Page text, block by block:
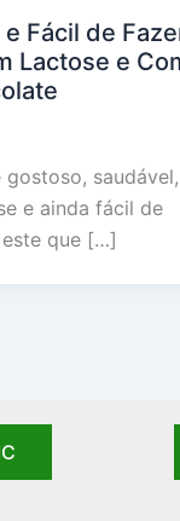
Fácil de
Lactose e
gostoso, saudável,
e ainda fácil de
este que […]